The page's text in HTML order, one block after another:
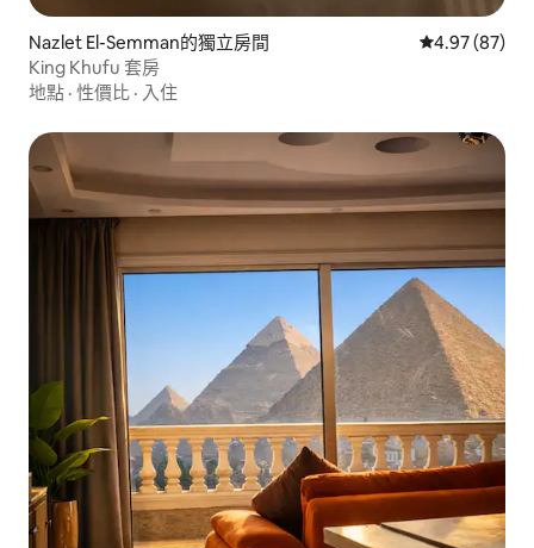
Nazlet El-Semman的獨立房間 從 87 則評價
4.97 (87)
King Khufu 套房
地點 · 性價比 · 入住